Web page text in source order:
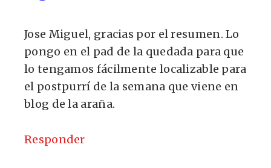
Jose Miguel, gracias por el resumen. Lo
pongo en el pad de la quedada para que
lo tengamos fácilmente localizable para
el postpurrí de la semana que viene en
blog de la araña.
Responder